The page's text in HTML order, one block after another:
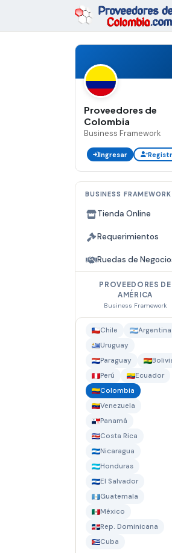
Proveedores de
Colombia
Business Framework
Ingresar
BUSINESS FRAMEWORK
Tienda Online
Requerimientos
Ruedas de
PROVEEDORES DE
AMÉRICA
Business Framework
Chile
Argentina
Uruguay
Paraguay
Perú
Ecuador
Colombia
Venezuela
Panamá
Costa Rica
Nicaragua
Honduras
El Salvador
Guatemala
México
Rep. Dominicana
Cuba
PROVEEDOR DE MADERA